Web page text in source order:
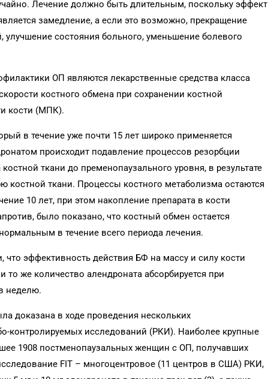
Лечение должно быть длительным, поскольку эффект
замедление, а если это возможно, прекращение
состояния больного, уменьшение болевого
ОП являются лекарственные средства класса
костного обмена при сохранении костной
кости (МПК).
в течение уже почти 15 лет широко применяется
происходит подавление процессов резорбции
ткани до пременопаузального уровня, в результате
костной ткани. Процессы костного метаболизма остаются
10 лет, при этом накопление препарата в кости
было показано, что костный обмен остается
в течение всего периода лечения.
эффективность действия БФ на массу и силу кости
то же количество алендроната абсорбируется при
неделю.
доказана в ходе проведения нескольких
контролируемых исследований (РКИ). Наиболее крупные
1908 постменопаузальных женщин с ОП, получавших
FIT – многоцентровое (11 центров в США) РКИ,